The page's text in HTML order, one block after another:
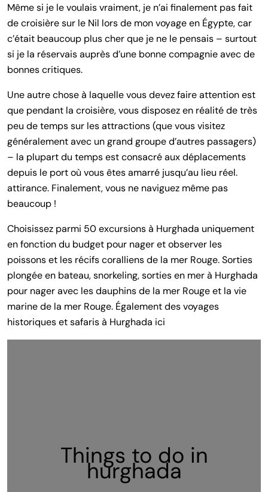
Même si je le voulais vraiment, je n’ai finalement pas fait
de croisière sur le Nil lors de mon voyage en Égypte, car
c’était beaucoup plus cher que je ne le pensais – surtout
si je la réservais auprès d’une bonne compagnie avec de
bonnes critiques.
Une autre chose à laquelle vous devez faire attention est
que pendant la croisière, vous disposez en réalité de très
peu de temps sur les attractions (que vous visitez
généralement avec un grand groupe d’autres passagers)
– la plupart du temps est consacré aux déplacements
depuis le port où vous êtes amarré jusqu’au lieu réel.
attirance. Finalement, vous ne naviguez même pas
beaucoup !
Choisissez parmi 50 excursions à Hurghada uniquement
en fonction du budget pour nager et observer les
poissons et les récifs coralliens de la mer Rouge. Sorties
plongée en bateau, snorkeling, sorties en mer à Hurghada
pour nager avec les dauphins de la mer Rouge et la vie
marine de la mer Rouge. Également des voyages
historiques et safaris à Hurghada ici
Things to do in
hurghada